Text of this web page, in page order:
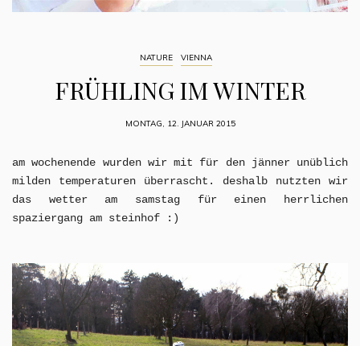
NATURE VIENNA
FRÜHLING IM WINTER
MONTAG, 12. JANUAR 2015
am wochenende wurden wir mit für den jänner unüblich
milden temperaturen überrascht. deshalb nutzten wir
das wetter am samstag für einen herrlichen
spaziergang am steinhof :)